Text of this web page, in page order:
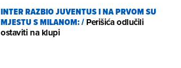
INTER RAZBIO JUVENTUS I NA PRVOM SU
MJESTU S MILANOM:/Perišića odlučili
ostaviti na klupi